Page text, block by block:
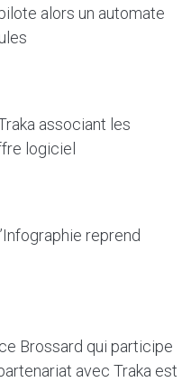
alors un automate
associant les
logiciel
reprend
Brossard qui participe
avec Traka est